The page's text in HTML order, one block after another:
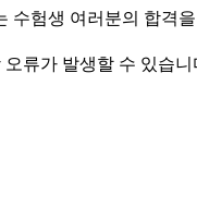
수험생 여러분의 합격
류가 발생할 수 있습